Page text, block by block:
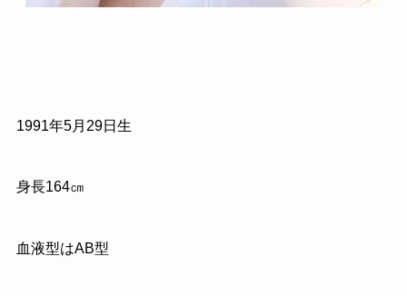
1991年5月29日生
身長164㎝
血液型はAB型